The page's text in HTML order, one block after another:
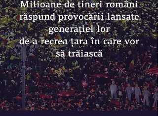
Milioane de tineri români
răspund provocării lansate
generaţiei lor
de a recrea ţara în care vor
să trăiască